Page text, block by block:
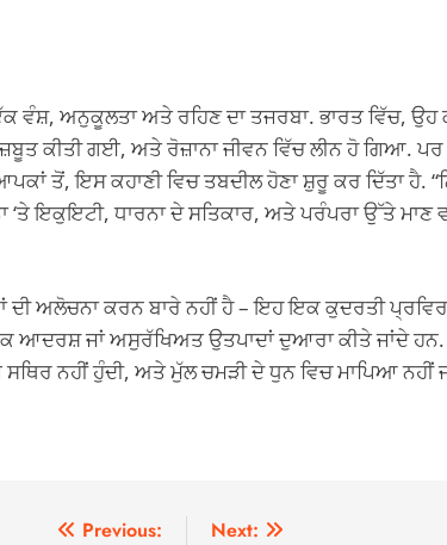
ਵੰਸ਼, ਅਨੁਕੂਲਤਾ ਅਤੇ ਰਹਿਣ ਦਾ ਤਜਰਬਾ. ਭਾਰਤ ਵਿੱਚ, ਉਹ
​​ਕੀਤੀ ਗਈ, ਅਤੇ ਰੋਜ਼ਾਨਾ ਜੀਵਨ ਵਿੱਚ ਲੀਨ ਹੋ ਗਿਆ.
ਤੋਂ, ਇਸ ਕਹਾਣੀ ਵਿਚ ਤਬਦੀਲ ਹੋਣਾ ਸ਼ੁਰੂ ਕਰ ਦਿੱਤਾ ਹੈ.
‘ਤੇ ਇਕੁਇਟੀ, ਧਾਰਨਾ ਦੇ ਸਤਿਕਾਰ, ਅਤੇ ਪਰੰਪਰਾ ਉੱਤੇ ਮਾਣ
ਦੀ ਅਲੋਚਨਾ ਕਰਨ ਬਾਰੇ ਨਹੀਂ ਹੈ – ਇਹ ਇਕ ਕੁਦਰਤੀ
ਆਦਰਸ਼ ਜਾਂ ਅਸੁਰੱਖਿਅਤ ਉਤਪਾਦਾਂ ਦੁਆਰਾ ਕੀਤੇ ਜਾਂਦੇ
ਨਹੀਂ ਹੁੰਦੀ, ਅਤੇ ਮੁੱਲ ਚਮੜੀ ਦੇ ਧੁਨ ਵਿਚ ਮਾਪਿਆ ਨਹੀਂ
Previous: Next: